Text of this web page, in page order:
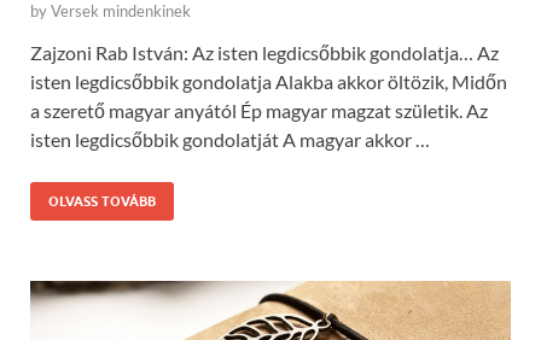
byVersek mindenkinek
Zajzoni Rab István: Az isten legdicsőbbik gondolatja… Az
isten legdicsőbbik gondolatja Alakba akkor öltözik, Midőn
a szerető magyar anyától Ép magyar magzat születik. Az
isten legdicsőbbik gondolatját A magyar akkor …
OLVASS TOVÁBB